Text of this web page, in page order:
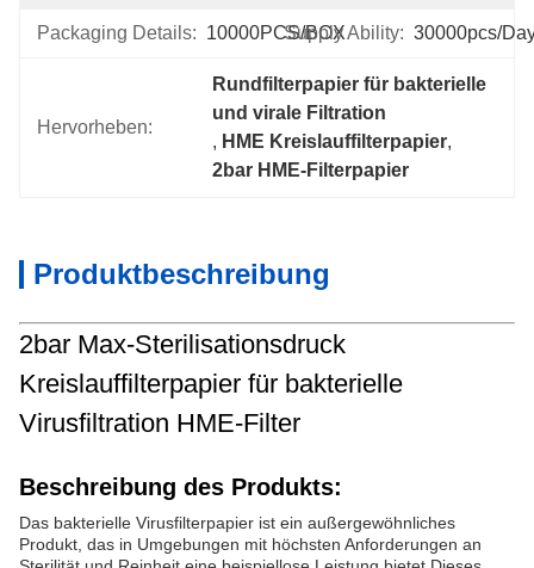
Packaging Details: 10000PCS/BOXSupply Ability: 30000pcs/
Hervorheben:
Rundfilterpapier für bakterielle
und virale Filtration
, HME Kreislauffilterpapier,
2bar HME-Filterpapier
Produktbeschreibung
2bar Max-Sterilisationsdruck
Kreislauffilterpapier für bakterielle
Virusfiltration HME-Filter
Beschreibung des Produkts:
Das bakterielle Virusfilterpapier ist ein außergewöhnliches
Produkt, das in Umgebungen mit höchsten Anforderungen an